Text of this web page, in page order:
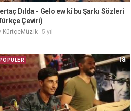
Dılda - Gelo ew kî bu Şarkı Sözleri
Çeviri)
KürtçeMüzik 5 yıl
18
POPÜLER